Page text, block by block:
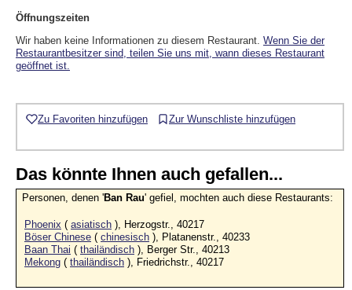
Öffnungszeiten
Wir haben keine Informationen zu diesem Restaurant. Wenn Sie der
Restaurantbesitzer sind, teilen Sie uns mit, wann dieses Restaurant
geöffnet ist.
Zu Favoriten hinzufügen Zur Wunschliste hinzufügen
Das könnte Ihnen auch gefallen...
Personen, denen 'Ban Rau' gefiel, mochten auch diese Restaurants:
Phoenix ( asiatisch ), Herzogstr., 40217
Böser Chinese ( chinesisch ), Platanenstr., 40233
Baan Thai ( thailändisch ), Berger Str., 40213
Mekong ( thailändisch ), Friedrichstr., 40217